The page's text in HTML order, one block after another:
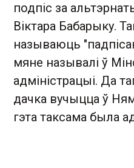
подпіс за
Віктара Бабарыку.
называюць
мяне называлі ў
адміністрацыі. Да
дачка вучыцца ў
гэта таксама была